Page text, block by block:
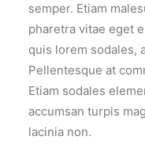
semper. Etiam
pharetra vitae eget
quis lorem sodales,
Pellentesque at
Etiam sodales
accumsan turpis
lacinia non.